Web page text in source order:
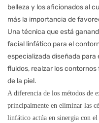
belleza y los aficionados al
más la importancia de
Una técnica que está
facial linfático para el
especializada diseñada
fluidos, realzar los
de la piel.
A diferencia de los métodos de
principalmente en eliminar las
linfático actúa en sinergia con